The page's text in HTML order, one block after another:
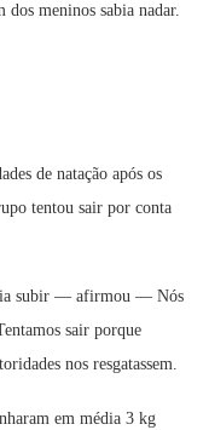
dos meninos sabia nadar.
de natação após os
tentou sair por conta
subir — afirmou — Nós
sair porque
nos resgatassem.
em média 3 kg